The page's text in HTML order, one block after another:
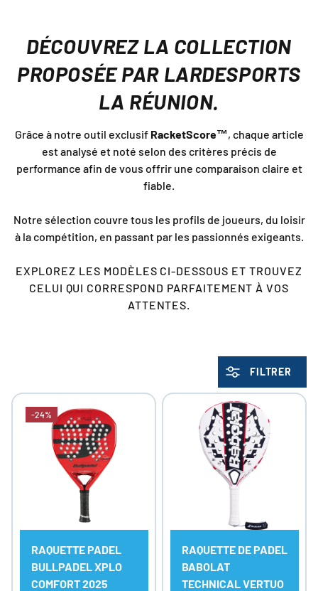
DÉCOUVREZ LA COLLECTION
PROPOSÉE PAR LARDESPORTS
LA RÉUNION.
Grâce à notre outil exclusif RacketScore™, chaque article
est analysé et noté selon des critères précis de
performance afin de vous offrir une comparaison claire et
fiable.
Notre sélection couvre tous les profils de joueurs, du loisir
à la compétition, en passant par les passionnés exigeants.
EXPLOREZ LES MODÈLES CI-DESSOUS ET TROUVEZ
CELUI QUI CORRESPOND PARFAITEMENT À VOS
ATTENTES.
FILTRER
-24%
RAQUETTE PADEL
BULLPADEL XPLO
COMFORT 2025
RAQUETTE DE PADEL
BABOLAT
TECHNICAL VERTUO